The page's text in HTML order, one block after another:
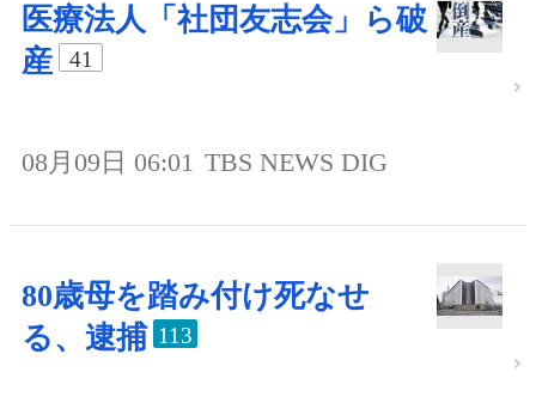
医療法人「社団友志会」ら破
産
41
08月09日 06:01 TBS NEWS DIG
80歳母を踏み付け死なせ
る、逮捕 113